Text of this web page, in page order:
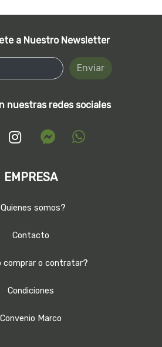
a Nuestro Newsletter
Enviar
nuestras redes sociales
EMPRESA
somos?
Contacto
comprar o contratar?
Condiciones
Convenio Marco